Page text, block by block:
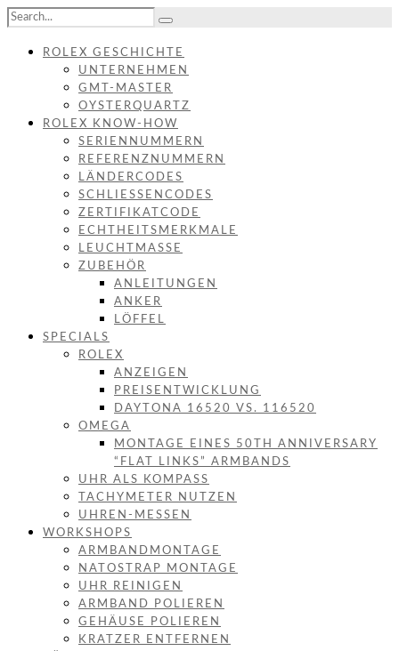
ROLEX GESCHICHTE
UNTERNEHMEN
GMT-MASTER
OYSTERQUARTZ
ROLEX KNOW-HOW
SERIENNUMMERN
REFERENZNUMMERN
LÄNDERCODES
SCHLIESSENCODES
ZERTIFIKATCODE
ECHTHEITSMERKMALE
LEUCHTMASSE
ZUBEHÖR
ANLEITUNGEN
ANKER
LÖFFEL
SPECIALS
ROLEX
ANZEIGEN
PREISENTWICKLUNG
DAYTONA 16520 VS. 116520
OMEGA
MONTAGE EINES 50TH ANNIVERSARY
“FLAT LINKS” ARMBANDS
UHR ALS KOMPASS
TACHYMETER NUTZEN
UHREN-MESSEN
WORKSHOPS
ARMBANDMONTAGE
NATOSTRAP MONTAGE
UHR REINIGEN
ARMBAND POLIEREN
GEHÄUSE POLIEREN
KRATZER ENTFERNEN